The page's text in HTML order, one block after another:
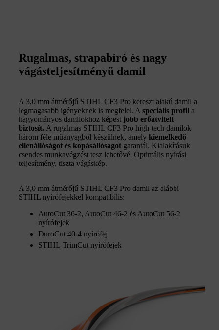
Rugalmas, strapabíró és nagy
vágásteljesítményű damil
A 3,0 mm átmérőjű STIHL CF3 Pro kereszt alakú damil a
legmagasabb igényeknek is megfelel. A speciális profil a
hagyományos damilokhoz képest jobb erőátvitelt
biztosít. A rugalmas STIHL CF3 Pro high-tech damilok
három féle műanyagból készülnek, amely kiemelkedő
ellenállóságot és kopásállóságot garantál. Kialakításuk
csendes munkavégzést tesz lehetővé. Optimális nyírási
teljesítmény, tiszta vágáskép.
A 3,0 mm átmérőjű STIHL CF3 Pro damil az alábbi
STIHL nyírófejekkel kompatibilis:
AutoCut 36-2, AutoCut 46-2 és AutoCut 56-2
nyírófejek
DuroCut 40-4 nyírófej
STIHL TrimCut nyírófejek